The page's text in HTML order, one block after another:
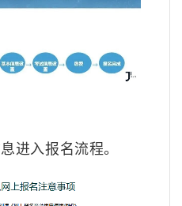
进入报名流程。